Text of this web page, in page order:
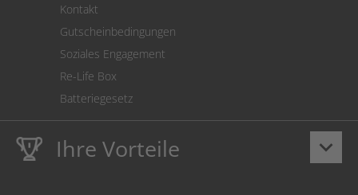
Kontakt
Gutscheinbedingungen
Soziales Engagement
Re-Life Box
Batteriegesetz
keyboard_arrow_down
Ihre Vorteile